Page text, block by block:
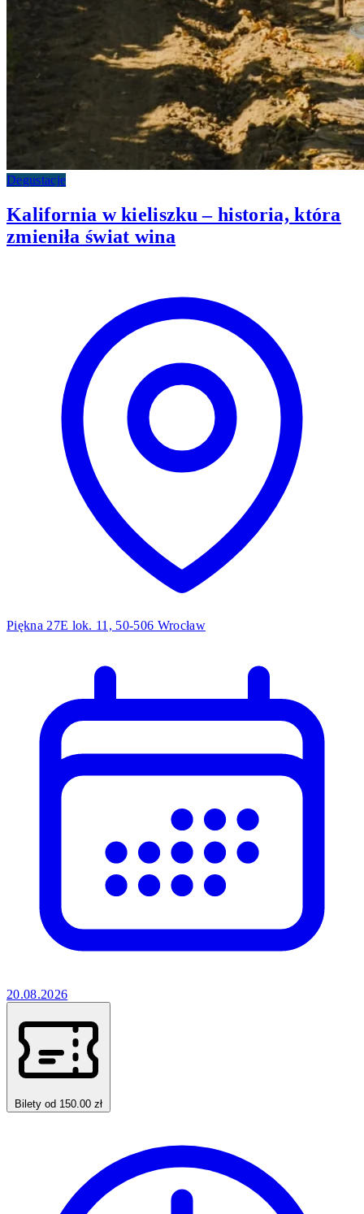
Degustacje
Kalifornia w kieliszku – historia, która
zmieniła świat wina
Piękna 27E lok. 11, 50-506 Wrocław
20.08.2026
Bilety od 150.00 zł